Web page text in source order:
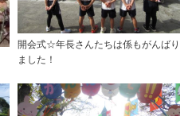
開会式☆年長さんたちは係もがんばり
ました！